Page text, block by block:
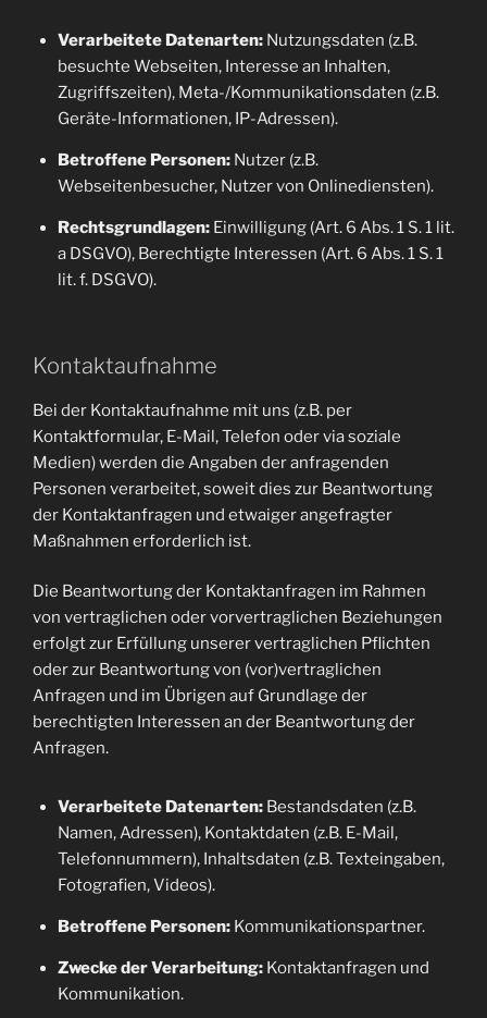
Verarbeitete Datenarten:Nutzungsdaten (z.B.
besuchte Webseiten, Interesse an Inhalten,
Zugriffszeiten), Meta-/Kommunikationsdaten (z.B.
Geräte-Informationen, IP-Adressen).
Betroffene Personen:Nutzer (z.B.
Webseitenbesucher, Nutzer von Onlinediensten).
Rechtsgrundlagen:Einwilligung (Art. 6 Abs. 1 S. 1 lit.
a DSGVO), Berechtigte Interessen (Art. 6 Abs. 1 S. 1
lit. f. DSGVO).
Kontaktaufnahme
Bei der Kontaktaufnahme mit uns (z.B. per
Kontaktformular, E-Mail, Telefon oder via soziale
Medien) werden die Angaben der anfragenden
Personen verarbeitet, soweit dies zur Beantwortung
der Kontaktanfragen und etwaiger angefragter
Maßnahmen erforderlich ist.
Die Beantwortung der Kontaktanfragen im Rahmen
von vertraglichen oder vorvertraglichen Beziehungen
erfolgt zur Erfüllung unserer vertraglichen Pflichten
oder zur Beantwortung von (vor)vertraglichen
Anfragen und im Übrigen auf Grundlage der
berechtigten Interessen an der Beantwortung der
Anfragen.
Verarbeitete Datenarten:Bestandsdaten (z.B.
Namen, Adressen), Kontaktdaten (z.B. E-Mail,
Telefonnummern), Inhaltsdaten (z.B. Texteingaben,
Fotografien, Videos).
Betroffene Personen:Kommunikationspartner.
Zwecke der Verarbeitung:Kontaktanfragen und
Kommunikation.